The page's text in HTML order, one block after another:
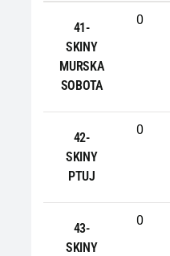
41-
SKINY
MURSKA
SOBOTA
0
42-
SKINY
PTUJ
0
43-
SKINY
0